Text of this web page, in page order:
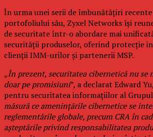
În urma unei serii de îmbunătățiri recente
portofoliului său, Zyxel Networks își
de securitate într-o abordare mai
securității produselor, oferind protecție
clienții IMM-urilor și partenerii MSP.
„În prezent, securitatea cibernetică nu se
doar pe promisiuni”, a declarat Edward
pentru securitatea informațiilor al
măsură ce amenințările cibernetice se
reglementările globale, precum CRA în
așteptările privind responsabilitatea